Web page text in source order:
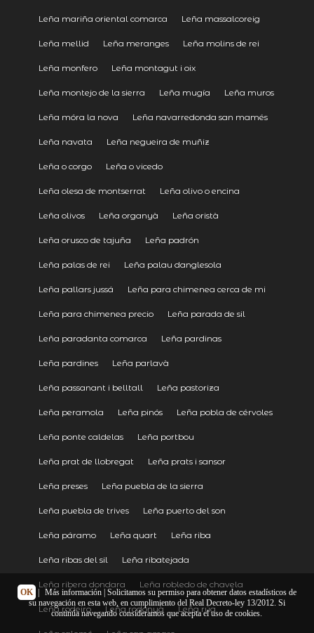
Leña mariña oriental comarca Leña massalcoreig
Leña mellid Leña meranges Leña molins de rei
Leña monfero Leña montagut i oix
Leña montejo de la sierra Leña mugía Leña muros
Leña móra la nova Leña navarredonda san mamés
Leña navata Leña negueira de muñiz
Leña o corgo Leña o vicedo
Leña olesa de montserrat Leña olivo o encina
Leña olivos Leña organyà Leña oristà
Leña orusco de tajuña Leña padrón
Leña palas de rei Leña palau danglesola
Leña pallars jussá Leña para chimenea cerca de mi
Leña para chimenea precio Leña parada de sil
Leña paradanta comarca Leña pardinas
Leña pardines Leña parlavà
Leña passanant i belltall Leña pastoriza
Leña peramola Leña pinós Leña pobla de cérvoles
Leña ponte caldelas Leña portbou
Leña prat de llobregat Leña prats i sansor
Leña preses Leña puebla de la sierra
Leña puebla de trives Leña puerto del son
Leña páramo Leña quart Leña riba
Leña ribas del sil Leña ribatejada
Leña ribera dondara Leña robledo de chavela
Leña rodeiro Leña rodonyà Leña rúa
OK Más información| Solicitamos su permiso para obtener datos estadísticos de
su navegación en esta web, en cumplimiento del Real Decreto-ley 13/2012. Si
continúa navegando consideramos que acepta el uso de cookies.